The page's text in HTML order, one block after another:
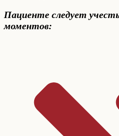
Пациенте следует учесть
моментов: